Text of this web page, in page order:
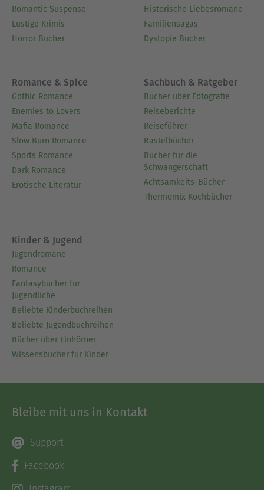
Romantic Suspense
Lustige Krimis
Horror Bücher
Historische Liebesromane
Familiensagas
Dystopie Bücher
Romance & Spice
Gothic Romance
Enemies to Lovers
Mafia Romance
Slow Burn Romance
Sports Romance
Dark Romance
Erotische Literatur
Sachbuch & Ratgeber
Bücher über Fotografie
Reiseberichte
Reiseführer
Bastelbücher
Bücher für die
Schwangerschaft
Achtsamkeits-Bücher
Thermomix Kochbücher
Kinder & Jugend
Jugendromane
Romance
Fantasybücher für
Jugendliche
Beliebte Kinderbuchreihen
Beliebte Jugendbuchreihen
Bücher über Einhörner
Wissensbücher für Kinder
Bleibe mit uns in Kontakt
Support
Facebook